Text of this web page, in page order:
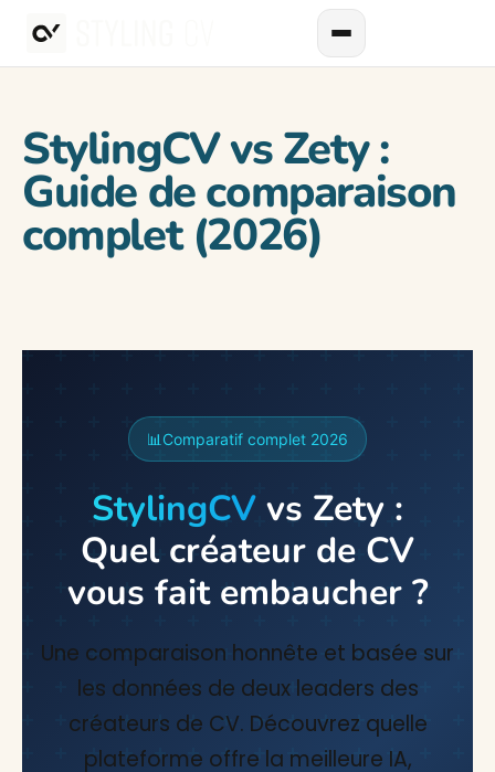
StylingCV vs Zety :
Guide de comparaison
complet (2026)
📊 Comparatif complet 2026
StylingCV vs Zety :
Quel créateur de CV
vous fait embaucher ?
Une comparaison honnête et basée sur
les données de deux leaders des
créateurs de CV. Découvrez quelle
plateforme offre la meilleure IA,